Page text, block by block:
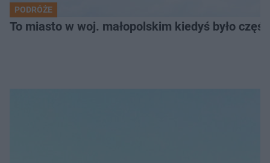
PODRÓŻE
To miasto w woj. małopolskim kiedyś było